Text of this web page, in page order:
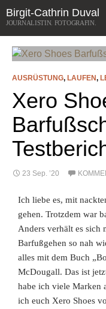
Zum
Inhalt
springen
Suchen
ARCHIV DER
AUSRÜSTUNG, LAUFEN,
Xero
23 Sep. ’20
Ich liebe es, mit
gehen. Trotzdem war
Anders verhält es sich
Barfußgehen so nah
alles mit dem Buch
McDougall. Das ist
habe ich viele Marken
ich euch Xero Shoes
Birgit-Cathrin Duval
JOURNALISTIN. FOTOGRAFIN.